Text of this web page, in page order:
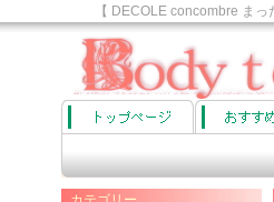
【 DECOLE concombre ま
【